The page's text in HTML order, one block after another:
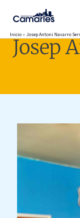
contenido
Inicio Josep Antoni Navarro
Josep